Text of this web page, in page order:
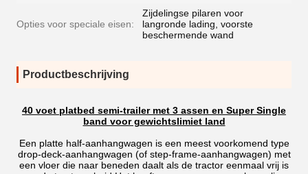
Opties voor speciale eisen:
Zijdelingse pilaren voor
langronde lading, voorste
beschermende wand
Productbeschrijving
40 voet platbed semi-trailer met 3 assen en Super Single
band voor gewichtslimiet land
Een platte half-aanhangwagen is een meest voorkomend type
drop-deck-aanhangwagen (of step-frame-aanhangwagen) met
een vloer die naar beneden daalt als de tractor eenmaal vrij is